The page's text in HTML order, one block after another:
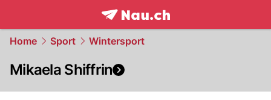
frontpage.NAU.ch
Home Sport Wintersport
Mikaela Shiffrin